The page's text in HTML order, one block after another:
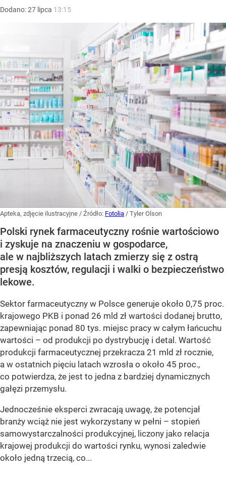
Dodano:27 lipca 13:15
Apteka, zdjęcie ilustracyjne / Źródło: Fotolia / Tyler Olson
Polski rynek farmaceutyczny rośnie wartościowo
i zyskuje na znaczeniu w gospodarce,
ale w najbliższych latach zmierzy się z ostrą
presją kosztów, regulacji i walki o bezpieczeństwo
lekowe.
Sektor farmaceutyczny w Polsce generuje około 0,75 proc.
krajowego PKB i ponad 26 mld zł wartości dodanej brutto,
zapewniając ponad 80 tys. miejsc pracy w całym łańcuchu
wartości – od produkcji po dystrybucję i detal. Wartość
produkcji farmaceutycznej przekracza 21 mld zł rocznie,
a w ostatnich pięciu latach wzrosła o około 45 proc.,
co potwierdza, że jest to jedna z bardziej dynamicznych
gałęzi przemysłu.
Jednocześnie eksperci zwracają uwagę, że potencjał
branży wciąż nie jest wykorzystany w pełni – stopień
samowystarczalności produkcyjnej, liczony jako relacja
krajowej produkcji do wartości rynku, wynosi zaledwie
około jedną trzecią, co...